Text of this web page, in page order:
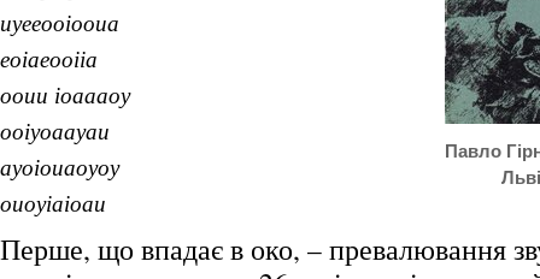
Павло
иуееооіооиа
еоіаеооііа
ооии іоаааоу
ооіуоаауаи
ауоіоиаоуоу
оиоуіаіоаи
Перше, що впадає в око, – превалювання